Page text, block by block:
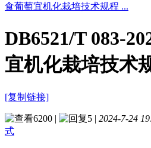
食葡萄宜机化栽培技术规程 ...
DB6521/T 083-
宜机化栽培技术
[复制链接]
6200 | 5 | 2024-7-24
式